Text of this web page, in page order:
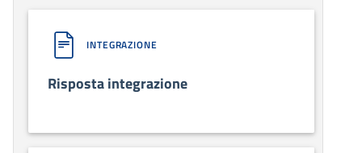
INTEGRAZIONE
Risposta integrazione